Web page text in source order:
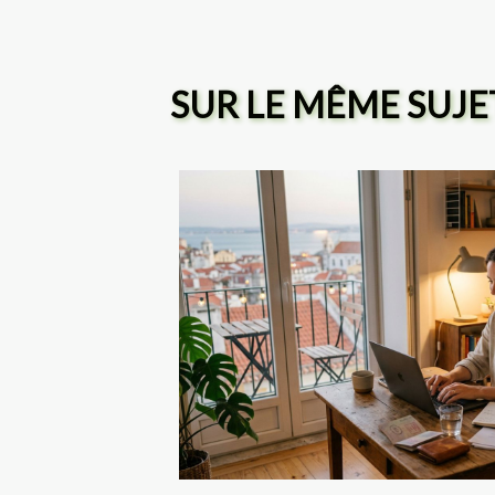
SUR LE MÊME